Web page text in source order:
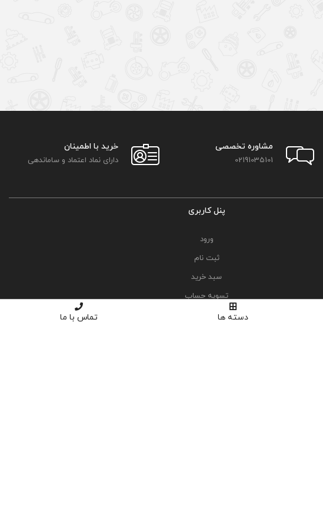
دسته ها تماس با ما
مشاوره تخصصی
02191035101
خرید با اطمینان
دارای نماد اعتماد و ساماندهی
پنل کاربری
ورود
ثبت نام
سبد خرید
تسویه حساب